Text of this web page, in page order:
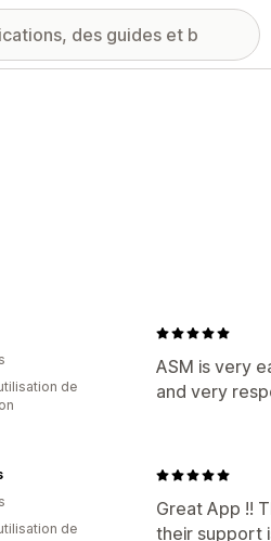
ASM is very
and very
de
Great App !!
their support
de